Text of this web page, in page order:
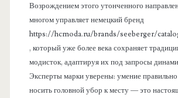
Возрождением этого утонченного
многом управляет немецкий бренд
https://hcmoda.ru/brands/seeberger/
, который уже более века сохраняет
модисток, адаптируя их под запросы
Эксперты марки уверены: умение
носить головной убор к месту — это